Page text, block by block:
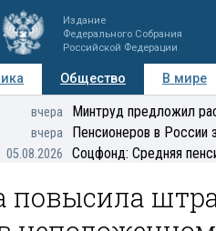
Издание
Федерального Собрания
Российской Федерации
Общество В мире
Мнения Регионы
вчера Минтруд предложил
вчера Пенсионеров в России
05.08.2026 Соцфонд: Средняя
повысила